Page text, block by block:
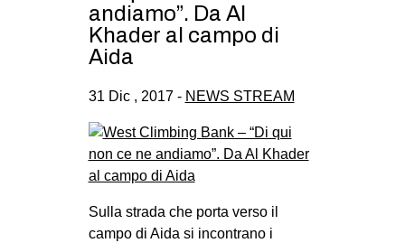
andiamo”. Da Al
Khader al campo di
Aida
31 Dic , 2017 - NEWS STREAM
Sulla strada che porta verso il
campo di Aida si incontrano i